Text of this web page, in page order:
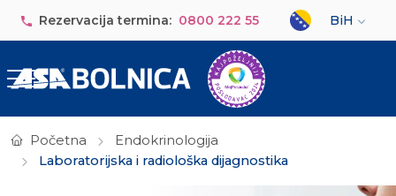
Rezervacija termina: 0800 222 55
Select your
BiH
Početna
Endokrinologija
Laboratorijska i radiološka dijagnostika